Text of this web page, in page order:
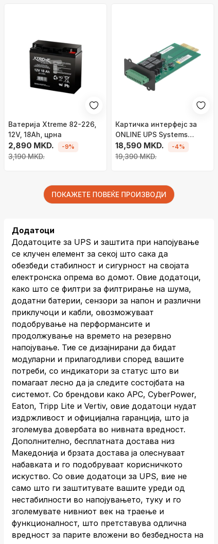
Bатерија Xtreme 82-226,
12V, 18Ah, црна
2,890 MKD.
3,190 MKD.
-9%
Картичка интерфејс за
ONLINE UPS Systems
DWAS400DC, AS400 реле,
внатрешна сериска
18,590 MKD.
19,390 MKD.
-4%
ПОКАЖЕТЕ ПОВЕЌЕ ПРОИЗВОДИ
Додатоци
Додатоците за UPS и заштита при напојување
се клучен елемент за секој што сака да
обезбеди стабилност и сигурност на својата
електронска опрема во домот. Овие додатоци,
како што се филтри за филтрирање на шума,
додатни батерии, сензори за напон и различни
приклучоци и кабли, овозможуваат
подобрување на перформансите и
продолжување на времето на резервно
напојување. Тие се дизајнирани да бидат
модуларни и прилагодливи според вашите
потреби, со индикатори за статус што ви
помагаат лесно да ја следите состојбата на
системот. Со брендови како APC, CyberPower,
Eaton, Tripp Lite и Vertiv, овие додатоци нудат
издржливост и официјална гаранција, што ја
зголемува довербата во нивната вредност.
Дополнително, бесплатната достава низ
Македонија и брзата достава ја олеснуваат
набавката и го подобруваат корисничкото
искуство. Со овие додатоци за UPS, вие не
само што ги заштитувате вашите уреди од
нестабилности во напојувањето, туку и го
зголемувате нивниот век на траење и
функционалност, што претставува одлична
вредност за парите вложени во безбедноста на